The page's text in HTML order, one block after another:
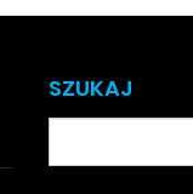
SZUKAJ
for: